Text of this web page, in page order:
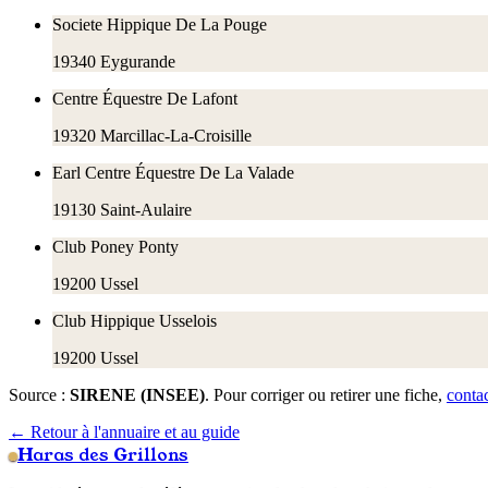
Societe Hippique De La Pouge
19340 Eygurande
Centre Équestre De Lafont
19320 Marcillac-La-Croisille
Earl Centre Équestre De La Valade
19130 Saint-Aulaire
Club Poney Ponty
19200 Ussel
Club Hippique Usselois
19200 Ussel
Source : SIRENE (INSEE). Pour corriger ou retirer une fiche,
← Retour à l'annuaire et au guide
Haras des Grillons